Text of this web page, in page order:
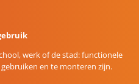
werk of de stad: functionele
en te monteren zijn.